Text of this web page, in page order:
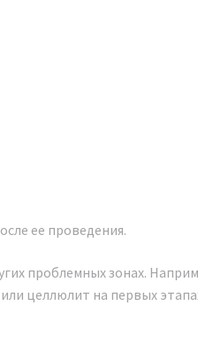
ее проведения.
проблемных зонах.
целлюлит на первых